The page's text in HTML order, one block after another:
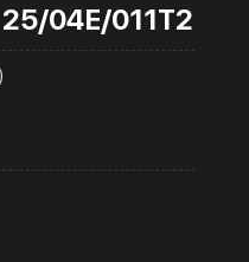
25/04Е/011Т2